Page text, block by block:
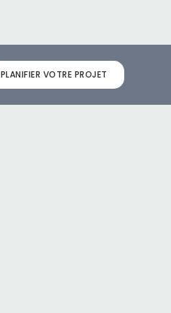
PLANIFIER VOTRE PROJET